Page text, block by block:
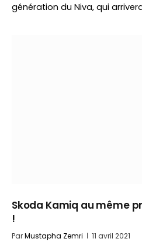
génération du Niva, qui
Skoda Kamiq au même
!
ParMustapha Zemri 11 avril 2021